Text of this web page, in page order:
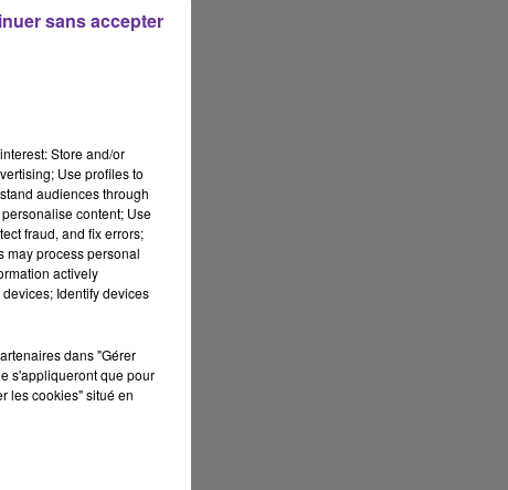
sec
Store and/or
Use profiles to
audiences through
content; Use
fraud, and fix errors;
may process personal
actively
Identify devices
dans "Gérer
s'appliqueront que pour
les cookies" situé en
sans accepter